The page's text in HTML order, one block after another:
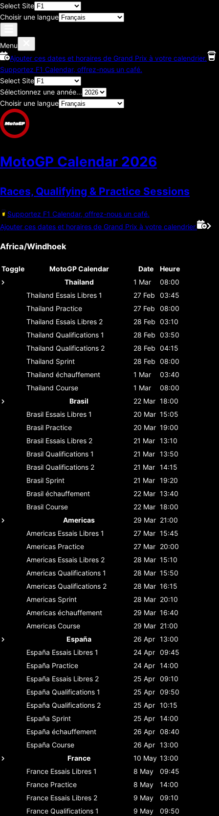
Select Site
Choisir une langue
Menu
Ajouter ces dates et horaires de Grand Prix à votre calendrier.
Supportez F1 Calendar, offrez-nous un café.
Select Site
Sélectionnez une année...
Choisir une langue
MotoGP Calendar 2026
Races, Qualifying & Practice Sessions
Supportez F1 Calendar, offrez-nous un café.
Ajouter ces dates et horaires de Grand Prix à votre calendrier.
Africa/Windhoek
Toggle MotoGP Calendar Date
Heure
Thailand
1 Mar
08:00
Thailand Essais Libres 1 27 Feb
03:45
Thailand Practice 27 Feb
08:00
Thailand Essais Libres 2 28 Feb 03:10
Thailand Qualifications 1 28 Feb 03:50
Thailand Qualifications 2 28 Feb 04:15
Thailand Sprint 28 Feb 08:00
Thailand échauffement 1 Mar
03:40
Thailand Course 1 Mar
08:00
Brasil
22 Mar 18:00
Brasil Essais Libres 1 20 Mar 15:05
Brasil Practice 20 Mar 19:00
Brasil Essais Libres 2 21 Mar 13:10
Brasil Qualifications 1 21 Mar 13:50
Brasil Qualifications 2 21 Mar 14:15
Brasil Sprint 21 Mar 19:20
Brasil échauffement 22 Mar 13:40
Brasil Course 22 Mar 18:00
Americas
29 Mar 21:00
Americas Essais Libres 1 27 Mar 15:45
Americas Practice 27 Mar 20:00
Americas Essais Libres 2 28 Mar 15:10
Americas Qualifications 1 28 Mar 15:50
Americas Qualifications 2 28 Mar 16:15
Americas Sprint 28 Mar 20:10
Americas échauffement 29 Mar 16:40
Americas Course 29 Mar 21:00
España
26 Apr 13:00
España Essais Libres 1 24 Apr 09:45
España Practice 24 Apr 14:00
España Essais Libres 2 25 Apr 09:10
España Qualifications 1 25 Apr 09:50
España Qualifications 2 25 Apr 10:15
España Sprint 25 Apr 14:00
España échauffement 26 Apr 08:40
España Course 26 Apr 13:00
France
10 May 13:00
France Essais Libres 1 8 May
09:45
France Practice 8 May
14:00
France Essais Libres 2 9 May
09:10
France Qualifications 1 9 May
09:50